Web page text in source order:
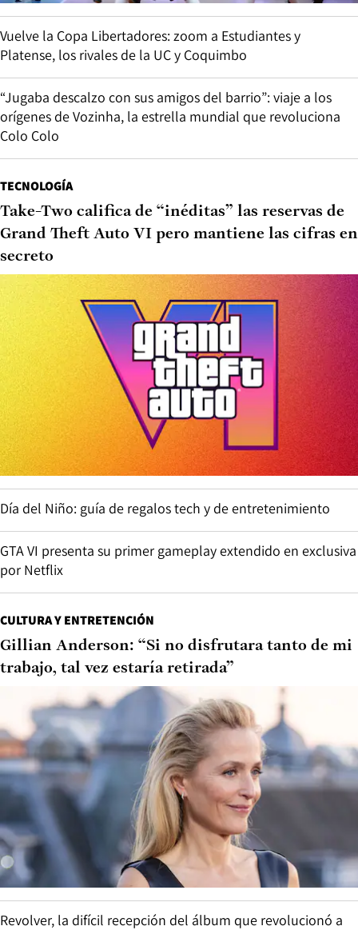
Vuelve la Copa Libertadores: zoom a Estudiantes y
Platense, los rivales de la UC y Coquimbo
“Jugaba descalzo con sus amigos del barrio”: viaje a los
orígenes de Vozinha, la estrella mundial que revoluciona
Colo Colo
TECNOLOGÍA
Take-Two califica de “inéditas” las reservas de
Grand Theft Auto VI pero mantiene las cifras en
secreto
Día del Niño: guía de regalos tech y de entretenimiento
GTA VI presenta su primer gameplay extendido en exclusiva
por Netflix
CULTURA Y ENTRETENCIÓN
Gillian Anderson: “Si no disfrutara tanto de mi
trabajo, tal vez estaría retirada”
Revolver, la difícil recepción del álbum que revolucionó a